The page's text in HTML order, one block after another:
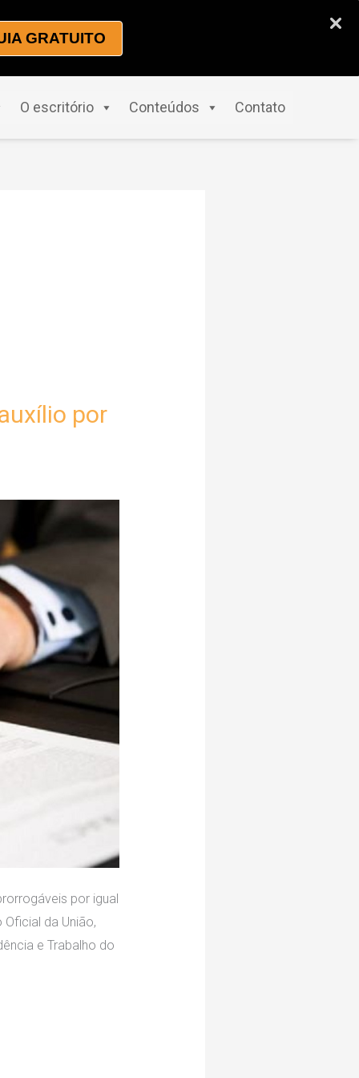
GRATUITO
O escritório Conteúdos Contato
por
por igual
da União,
e Trabalho do